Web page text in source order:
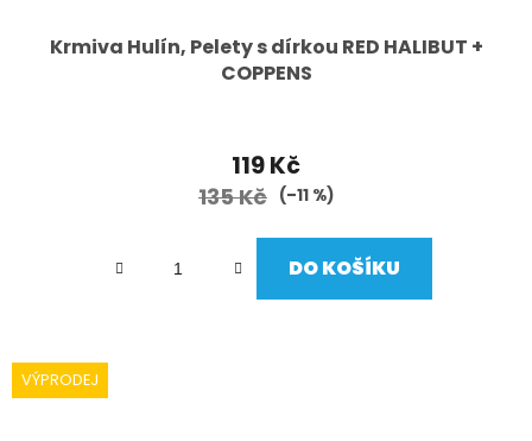
Krmiva Hulín, Pelety s dírkou RED HALIBUT +
COPPENS
119 Kč
135 Kč (–11 %)
DO KOŠÍKU
VÝPRODEJ